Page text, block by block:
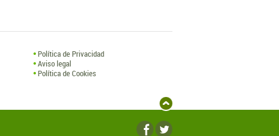
Política de Privacidad
Aviso legal
Política de Cookies